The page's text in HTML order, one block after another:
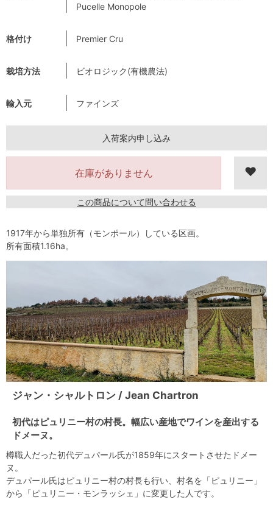
Pucelle Monopole
格付け Premier Cru
栽培方法 ビオロジック(有機農法)
輸入元 ファインズ
入荷案内申し込み
在庫がありません
この商品について問い合わせる
1917年から単独所有（モンポール）している区画。
所有面積1.16ha。
ジャン・シャルトロン / Jean Chartron
初代はピュリニー村の村長。幅広い産地でワインを産出する
ドメーヌ。
樽職人だった初代デュパール氏が1859年にスタートさせたドメー
ヌ。
デュパール氏はピュリニー村の村長も行い、村名を「ピュリニー」
から「ピュリニー・モンラッシェ」に変更した人です。